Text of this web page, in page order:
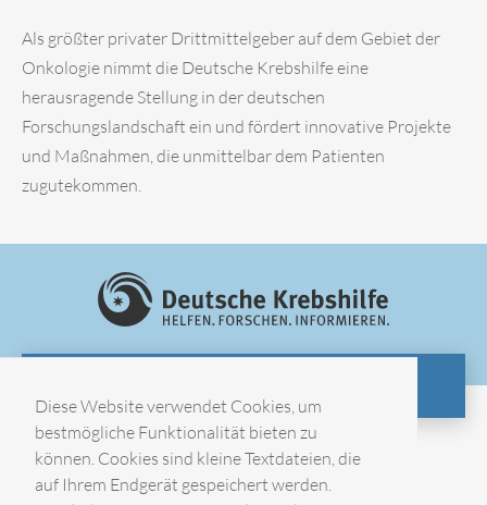
Diese Website verwendet Cookies, um
bestmögliche Funktionalität bieten zu
können. Cookies sind kleine Textdateien, die
auf Ihrem Endgerät gespeichert werden.
Als größter privater Drittmittelgeber auf dem Gebiet der
Onkologie nimmt die Deutsche Krebshilfe eine
herausragende Stellung in der deutschen
Forschungslandschaft ein und fördert innovative Projekte
und Maßnahmen, die unmittelbar dem Patienten
zugutekommen.
Impressum